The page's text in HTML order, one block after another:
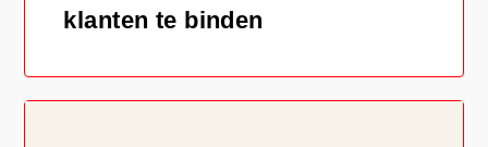
klanten te binden